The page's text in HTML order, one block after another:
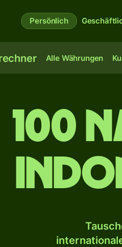
Persönlich
Alle Währungen
100